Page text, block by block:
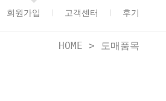
회원가입 고객센터 후기
HOME > 도매품목